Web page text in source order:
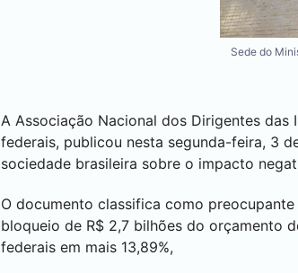
Sede do
A Associação Nacional dos Dirigentes das
federais, publicou nesta segunda-feira, 3
sociedade brasileira sobre o impacto
O documento classifica como
bloqueio de R$ 2,7 bilhões do orçamento
federais em mais 13,89%,